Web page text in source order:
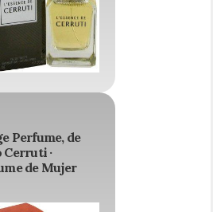
Perfume, de
·
de Mujer